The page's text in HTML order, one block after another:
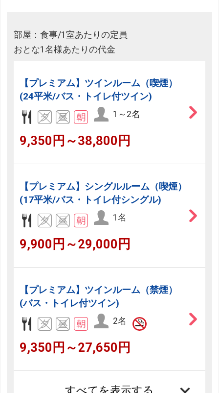
部屋：食事/1室あたりの定員
おとな1名様あたりの代金
【プレミアム】ツインルーム（喫煙）
(24平米/バス・トイレ付ツイン)
1～2名
9,350円～38,800円
【プレミアム】シングルルーム（喫煙）
(17平米/バス・トイレ付シングル)
1名
9,900円～29,000円
【プレミアム】ツインルーム（禁煙）
(バス・トイレ付ツイン)
2名
9,350円～27,650円
すべてを表示する